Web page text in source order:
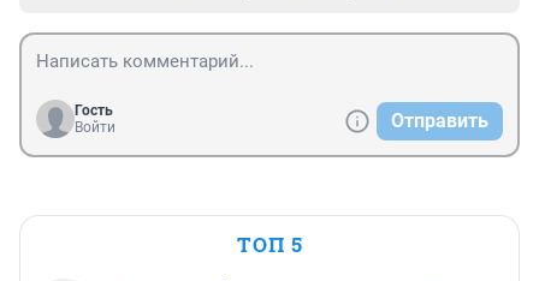
Гость
Войти
Отправить
ТОП 5